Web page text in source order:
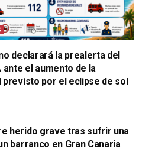
declarará la prealerta del
ante el aumento de la
previsto por el eclipse de sol
herido grave tras sufrir una
barranco en Gran Canaria